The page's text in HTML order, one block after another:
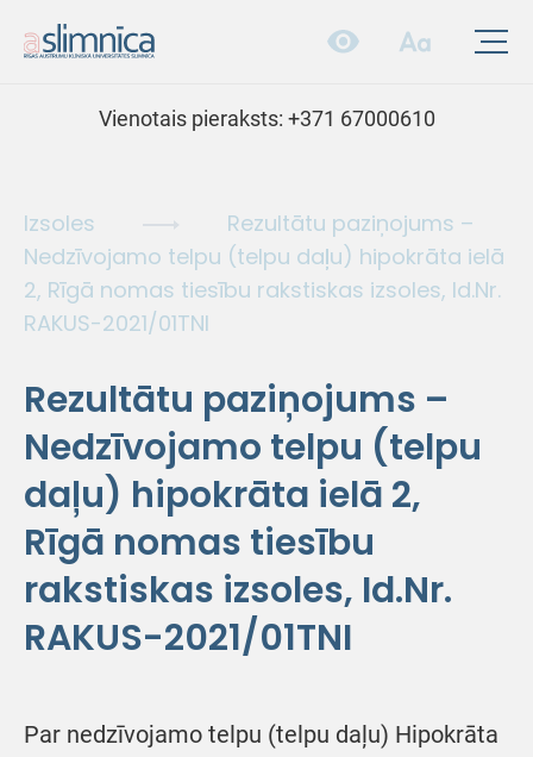
Vienotais pieraksts: +371 67000610
Izsoles
Rezultātu paziņojums –
Nedzīvojamo telpu (telpu daļu) hipokrāta ielā
2, Rīgā nomas tiesību rakstiskas izsoles, Id.Nr.
RAKUS-2021/01TNI
Rezultātu paziņojums –
Nedzīvojamo telpu (telpu
daļu) hipokrāta ielā 2,
Rīgā nomas tiesību
rakstiskas izsoles, Id.Nr.
RAKUS-2021/01TNI
Par nedzīvojamo telpu (telpu daļu) Hipokrāta